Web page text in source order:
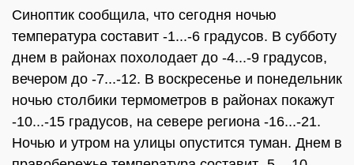
Синоптик сообщила, что сегодня ночью
температура составит -1...-6 градусов. В субботу
днем в районах похолодает до -4...-9 градусов,
вечером до -7...-12. В воскресенье и понедельник
ночью столбики термометров в районах покажут
-10...-15 градусов, на севере региона -16...-21.
Ночью и утром на улицы опустится туман. Днем в